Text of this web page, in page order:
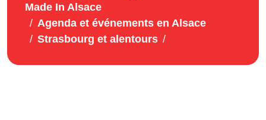
Made In Alsace
Agenda et événements en Alsace
Strasbourg et alentours